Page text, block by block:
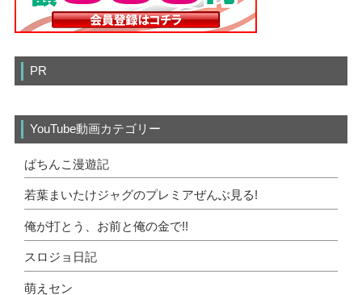
PR
YouTube動画カテゴリー
ぱちんこ漫遊記
若葉まいたけジャグのプレミアぜんぶ見る!
俺が打とう、お前と俺の金で!!
スロジョ日記
萌えセン